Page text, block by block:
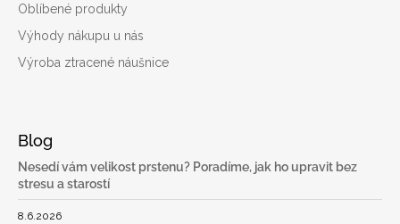
Oblíbené produkty
Výhody nákupu u nás
Výroba ztracené náušnice
Blog
Nesedí vám velikost prstenu? Poradíme, jak ho upravit bez
stresu a starostí
8.6.2026